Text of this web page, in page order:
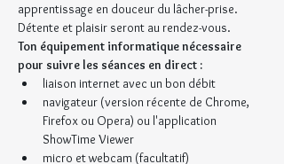
apprentissage en douceur du lâcher-prise.
Détente et plaisir seront au rendez-vous.
Ton équipement informatique nécessaire
pour suivre les séances en direct :
liaison internet avec un bon débit
navigateur (version récente de Chrome,
Firefox ou Opera) ou l'application
ShowTime Viewer
micro et webcam (facultatif)